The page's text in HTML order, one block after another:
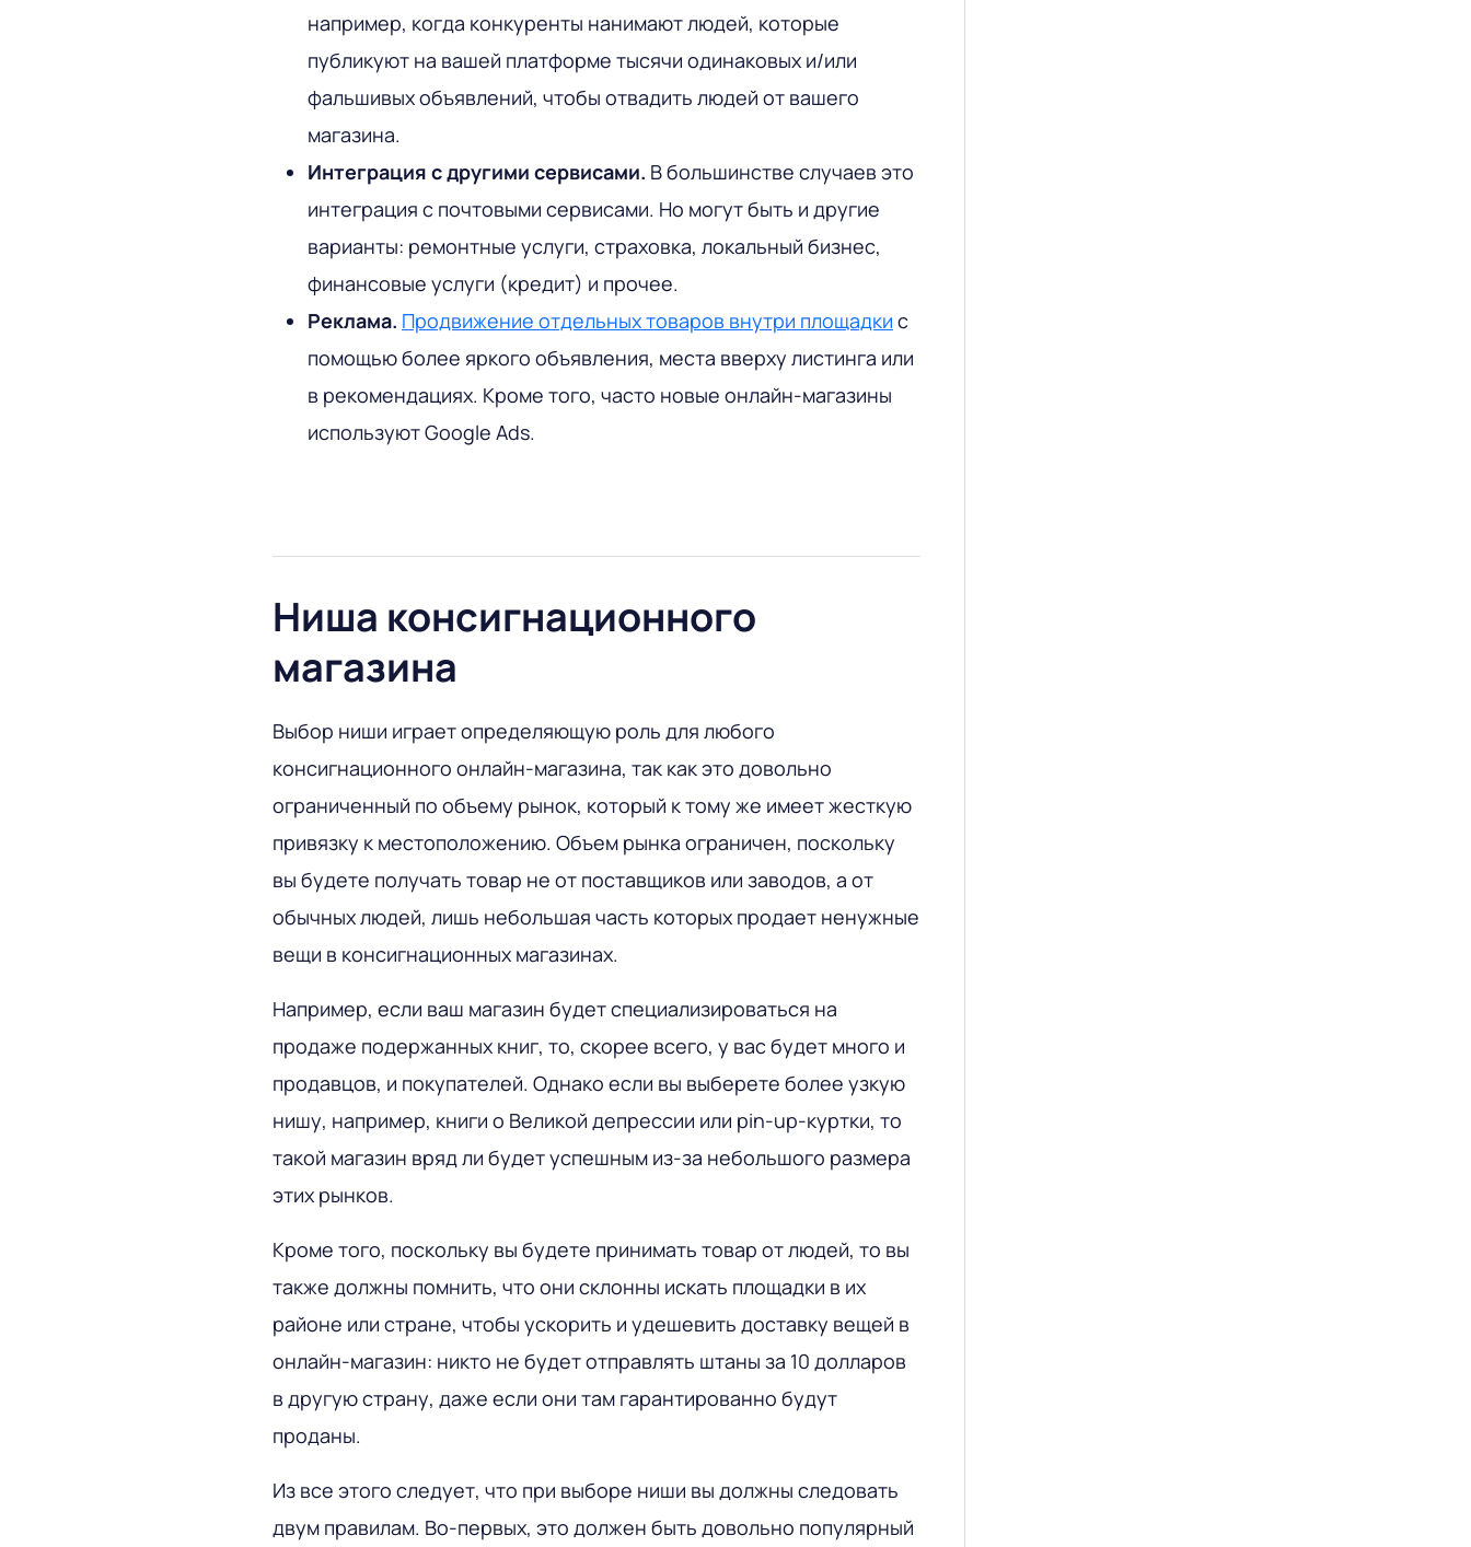
например, когда конкуренты нанимают людей, которые
публикуют на вашей платформе тысячи одинаковых и/или
фальшивых объявлений, чтобы отвадить людей от вашего
магазина.
Интеграция с другими сервисами. В большинстве случаев это
интеграция с почтовыми сервисами. Но могут быть и другие
варианты: ремонтные услуги, страховка, локальный бизнес,
финансовые услуги (кредит) и прочее.
Реклама. Продвижение отдельных товаров внутри площадки с
помощью более яркого объявления, места вверху листинга или
в рекомендациях. Кроме того, часто новые онлайн-магазины
используют Google Ads.
Ниша консигнационного
магазина
Выбор ниши играет определяющую роль для любого
консигнационного онлайн-магазина, так как это довольно
ограниченный по объему рынок, который к тому же имеет жесткую
привязку к местоположению. Объем рынка ограничен, поскольку
вы будете получать товар не от поставщиков или заводов, а от
обычных людей, лишь небольшая часть которых продает ненужные
вещи в консигнационных магазинах.
Например, если ваш магазин будет специализироваться на
продаже подержанных книг, то, скорее всего, у вас будет много и
продавцов, и покупателей. Однако если вы выберете более узкую
нишу, например, книги о Великой депрессии или pin-up-куртки, то
такой магазин вряд ли будет успешным из-за небольшого размера
этих рынков.
Кроме того, поскольку вы будете принимать товар от людей, то вы
также должны помнить, что они склонны искать площадки в их
районе или стране, чтобы ускорить и удешевить доставку вещей в
онлайн-магазин: никто не будет отправлять штаны за 10 долларов
в другую страну, даже если они там гарантированно будут
проданы.
Из все этого следует, что при выборе ниши вы должны следовать
двум правилам. Во-первых, это должен быть довольно популярный